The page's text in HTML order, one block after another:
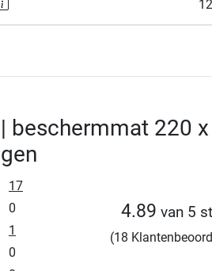
beschermmat 220
17
0
1
0
4.89 van 5
(18